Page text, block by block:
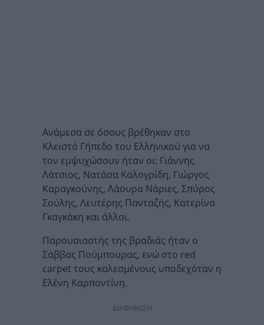
Ανάμεσα σε όσους βρέθηκαν στο
Κλειστό Γήπεδο του Ελληνικού για να
τον εμψυχώσουν ήταν οι: Γιάννης
Λάτσιος, Νατάσα Καλογρίδη, Γιώργος
Καραγκούνης, Λάουρα Νάριες, Σπύρος
Σούλης, Λευτέρης Πανταζής, Κατερίνα
Γκαγκάκη και άλλοι.
Παρουσιαστής της βραδιάς ήταν ο
Σάββας Πούμπουρας, ενώ στο red
carpet τους καλεσμένους υποδεχόταν η
Ελένη Καρποντίνη.
ΔΙΑΦΗΜΙΣΗ